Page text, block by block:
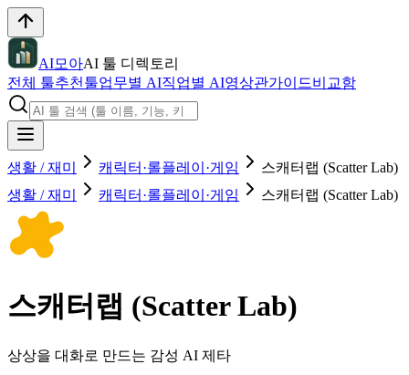
AI모아AI 툴 디렉토리
전체 툴추천툴업무별 AI직업별 AI영상관가이드비교함
생활 / 재미 캐릭터·롤플레이·게임
스캐터랩 (Scatter Lab)
생활 / 재미
캐릭터·롤플레이·게임 스캐터랩 (Scatter Lab)
스캐터랩 (Scatter Lab)
상상을 대화로 만드는 감성 AI 제타